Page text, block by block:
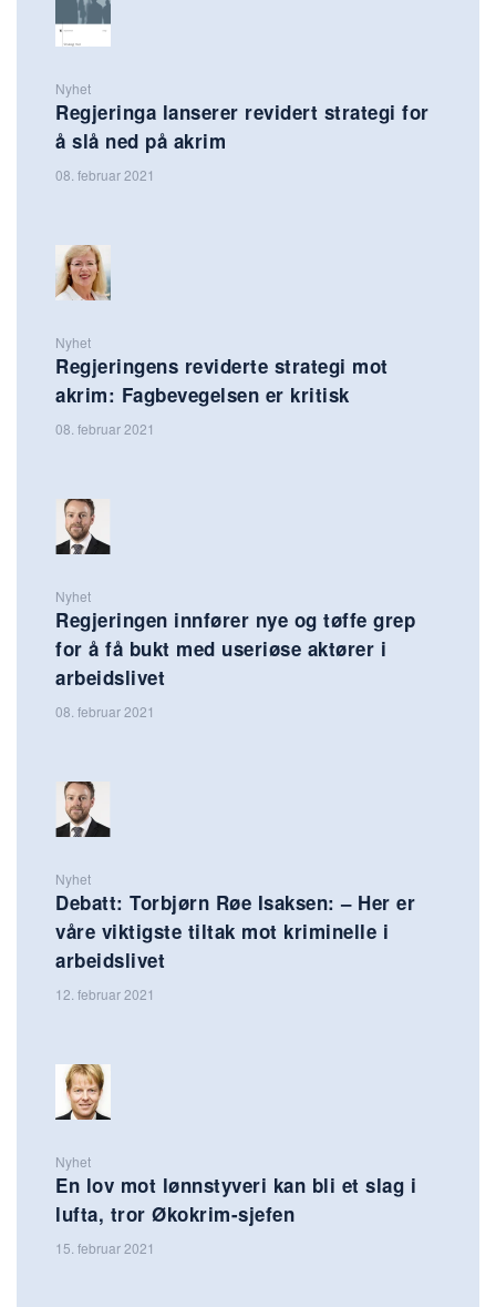
Nyhet
Regjeringa lanserer revidert strategi for
å slå ned på akrim
08. februar 2021
Nyhet
Regjeringens reviderte strategi mot
akrim: Fagbevegelsen er kritisk
08. februar 2021
Nyhet
Regjeringen innfører nye og tøffe grep
for å få bukt med useriøse aktører i
arbeidslivet
08. februar 2021
Nyhet
Debatt: Torbjørn Røe Isaksen: – Her er
våre viktigste tiltak mot kriminelle i
arbeidslivet
12. februar 2021
Nyhet
En lov mot lønnstyveri kan bli et slag i
lufta, tror Økokrim-sjefen
15. februar 2021